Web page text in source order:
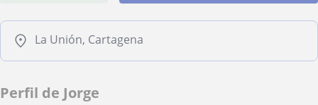
La Unión, Cartagena
Perfil de Jorge